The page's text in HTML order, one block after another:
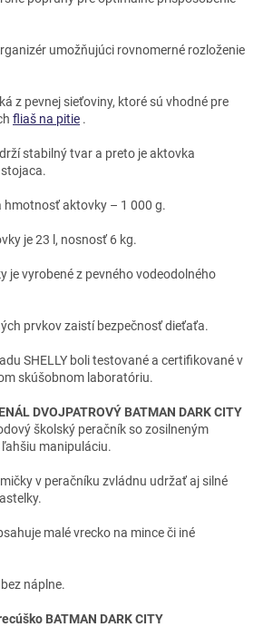
umožňujúci rovnomerné rozloženie
z pevnej sieťoviny, ktoré sú vhodné pre
fliaš na pitie .
drží stabilný tvar a preto je aktovka
hmotnosť aktovky – 1 000 g.
je 23 l, nosnosť 6 kg.
je vyrobené z pevného vodeodolného
prvkov zaistí bezpečnosť dieťaťa.
SHELLY boli testované a certifikované v
skúšobnom laboratóriu.
DVOJPATROVÝ BATMAN DARK CITY
školský peračník so zosilneným
manipuláciu.
v peračníku zvládnu udržať aj silné
malé vrecko na mince či iné
náplne.
BATMAN DARK CITY